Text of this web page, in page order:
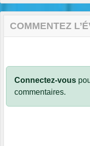
COMMENTEZ
Connectez-vous
commentaires.